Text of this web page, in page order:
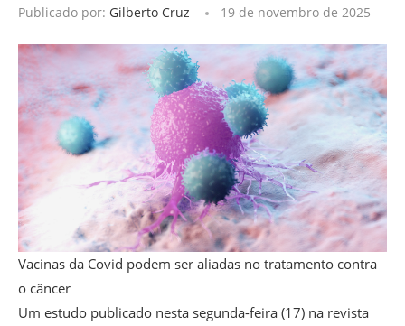
Publicado por: Gilberto Cruz 19 de novembro de 2025
Vacinas da Covid podem ser aliadas no tratamento contra
o câncer
Um estudo publicado nesta segunda-feira (17) na revista